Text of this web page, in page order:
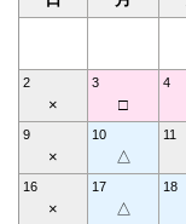
2
×
3
□
4
9
×
10
△
11
16
×
17
△
18